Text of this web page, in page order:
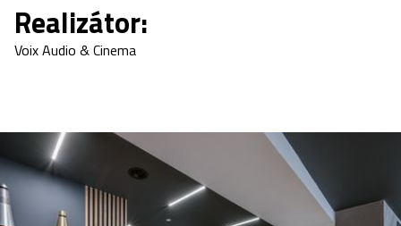
Realizátor:
Voix Audio & Cinema